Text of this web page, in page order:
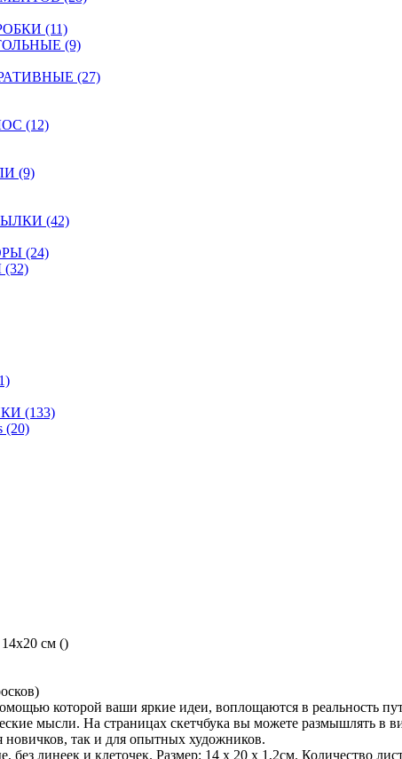
(11)
(9)
(27)
(12)
(9)
(42)
(24)
(133)
см ()
которой ваши яркие идеи, воплощаются в
мысли. На страницах скетчбука вы можете размышлять в
так и для опытных художников.
без линеек и клеточек. Размер: 14 х 20 х 1,2см. Количество